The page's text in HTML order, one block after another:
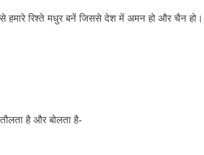
से हमारे रिश्ते मधुर बनें जिससे देश में अमन हो और चैन हो।
है और बोलता है-